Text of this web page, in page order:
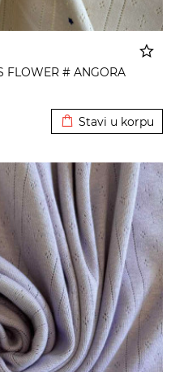
FLOWER # ANGORA
Stavi u korpu